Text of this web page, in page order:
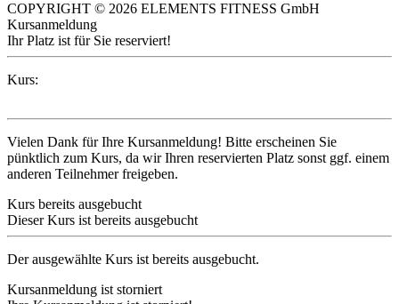
COPYRIGHT © 2026 ELEMENTS FITNESS GmbH
Kursanmeldung
Ihr Platz ist für Sie reserviert!
Kurs:
Vielen Dank für Ihre Kursanmeldung! Bitte erscheinen Sie
pünktlich zum Kurs, da wir Ihren reservierten Platz sonst ggf. einem
anderen Teilnehmer freigeben.
Kurs bereits ausgebucht
Dieser Kurs ist bereits ausgebucht
Der ausgewählte Kurs ist bereits ausgebucht.
Kursanmeldung ist storniert